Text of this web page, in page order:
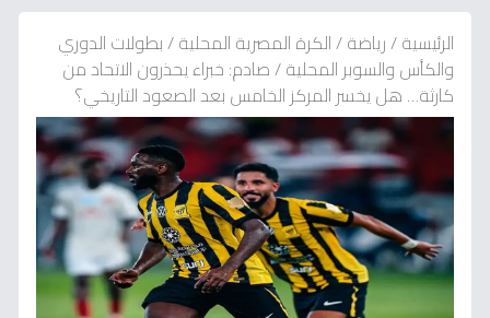
الرئيسية/رياضة/الكرة المصرية المحلية/بطولات الدوري
والكأس والسوبر المحلية/صادم: خبراء يحذرون الاتحاد من
كارثة… هل يخسر المركز الخامس بعد الصعود التاريخي؟